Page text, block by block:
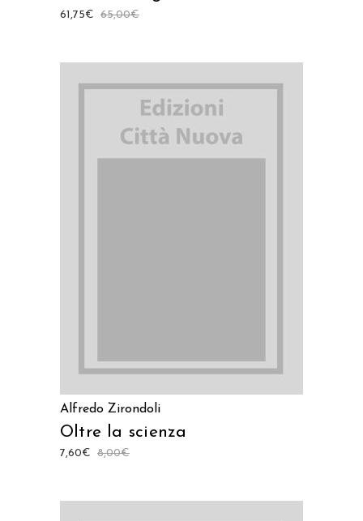
65,00€
61,75€
Alfredo Zirondoli
Oltre la scienza
8,00€
7,60€